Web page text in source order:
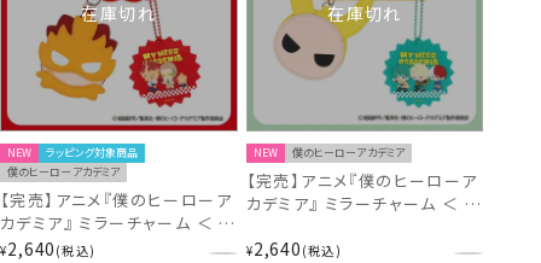
在庫切れ
NEW
ラッピング対象商品
僕のヒーローアカデミア
【完売】アニメ『僕のヒーローア
カデミア』 ミラーチャーム ＜ エ
ンデヴァー・ホークス ＞
¥2,640 税込
在庫切れ
NEW 僕のヒーローアカデミア
【完売】アニメ『僕のヒーローア
カデミア』 ミラーチャーム ＜ 緑
MH56942 ヒロアカ
¥2,640 税込